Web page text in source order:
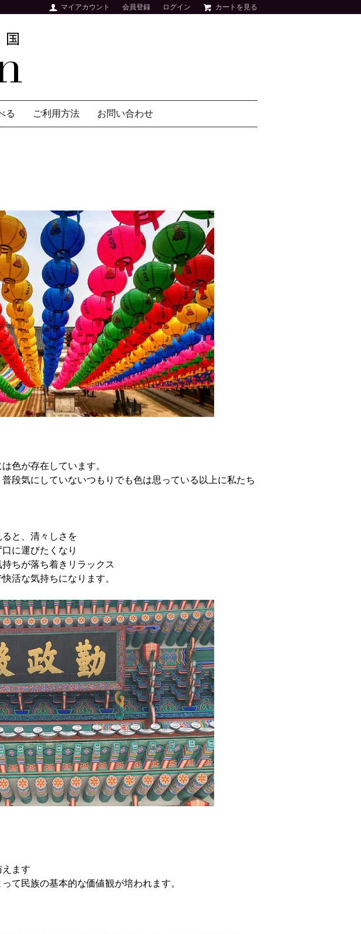
マイアカウント 会員登録 ログイン カートを見る
る ご利用方法 お問い合わせ
色が存在しています。
段気にしていないつもりでも色は思っている以上に私たち
と、清々しさを
に運びたくなり
ちが落ち着きリラックス
活な気持ちになります。
ます
て民族の基本的な価値観が培われます。